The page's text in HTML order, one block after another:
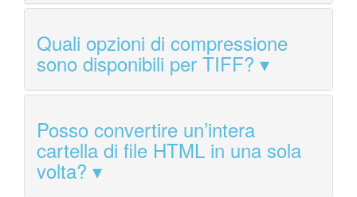
Quali opzioni di compressione
sono disponibili per TIFF?
Posso convertire un’intera
cartella di file HTML in una sola
volta?